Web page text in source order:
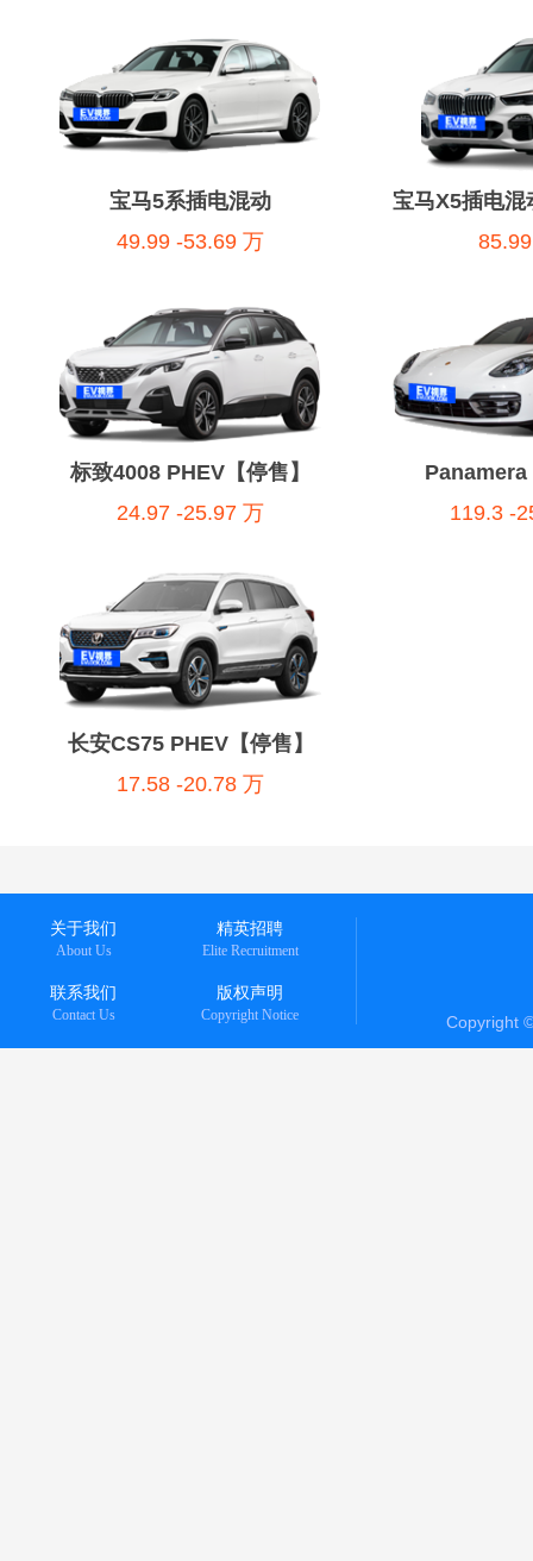
宝马5系插电混动
49.99 -53.69 万
宝马X5插电混
标致4008 PHEV【停售】
24.97 -25.97 万
119.3 -
长安CS75 PHEV【停售】
17.58 -20.78 万
关于我们
About Us
精英招聘
Elite Recruitment
联系我们
Contact Us
版权声明
Copyright Notice Copyright